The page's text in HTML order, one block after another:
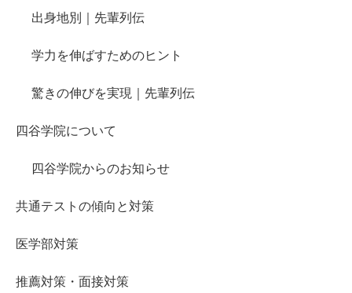
出身地別｜先輩列伝
学力を伸ばすためのヒント
驚きの伸びを実現｜先輩列伝
四谷学院について
四谷学院からのお知らせ
共通テストの傾向と対策
医学部対策
推薦対策・面接対策